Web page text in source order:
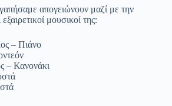
απογειώνουν μαζί με την
μουσικοί της:
– Πιάνο
– Κανονάκι